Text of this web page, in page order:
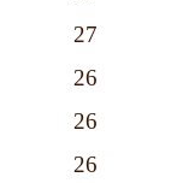
27
26
26
26